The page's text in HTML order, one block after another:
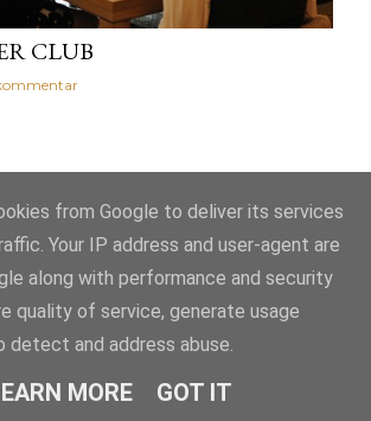
CLUB
Använder Blogger
from Google to deliver its services
Your IP address and user-agent are
along with performance and security
quality of service, generate usage
and address abuse.
MORE GOT IT